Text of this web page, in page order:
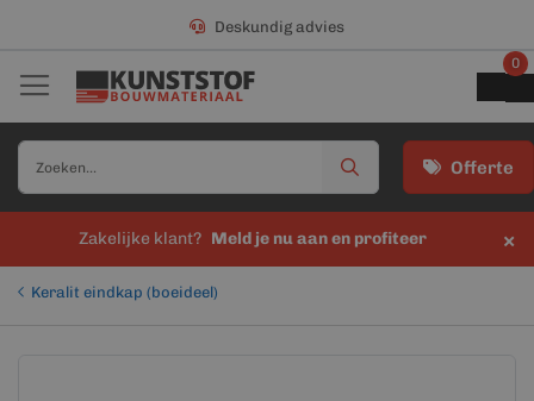
Deskundig advies
Offerte
0
Zakelijke klant? Meld je nu aan en profiteer ×
Keralit eindkap (boeideel)